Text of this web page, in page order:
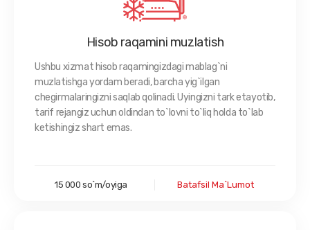
Hisob raqamini muzlatish
Ushbu xizmat hisob raqamingizdagi mablag`ni
muzlatishga yordam beradi, barcha yig`ilgan
chegirmalaringizni saqlab qolinadi. Uyingizni tark etayotib,
tarif rejangiz uchun oldindan to`lovni to`liq holda to`lab
ketishingiz shart emas.
15 000 so`m/oyiga Batafsil Ma`lumot